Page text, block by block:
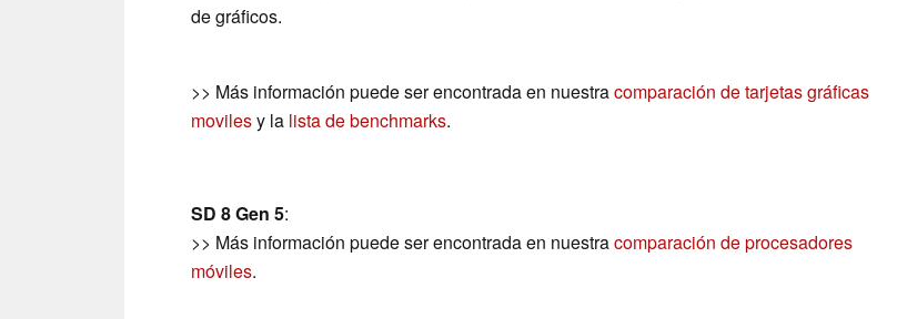
de gráficos.
>> Más información puede ser encontrada en nuestracomparación de tarjetas gráficas
movilesy la lista de benchmarks.
SD 8 Gen 5:
>> Más información puede ser encontrada en nuestracomparación de procesadores
móviles.